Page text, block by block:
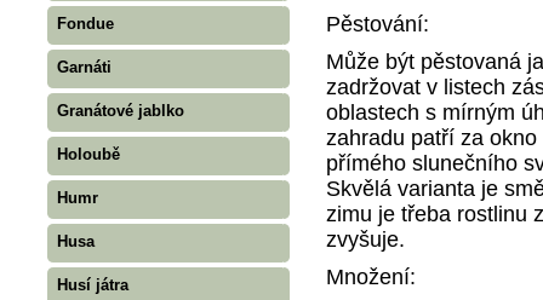
Fondue
Garnáti
Granátové jablko
Holoubě
Humr
Husa
Husí játra
Pěstování:
Může být pěstovaná
zadržovat v listech
oblastech s mírným
zahradu patří za
přímého slunečního
Skvělá varianta je
zimu je třeba rostlinu
zvyšuje.
Množení: